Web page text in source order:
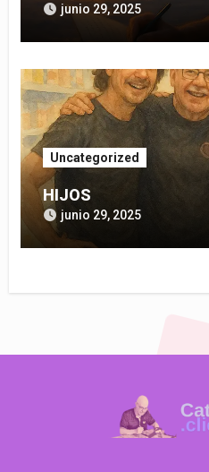
junio 29, 2025
Uncategorized
HIJOS
junio 29, 2025